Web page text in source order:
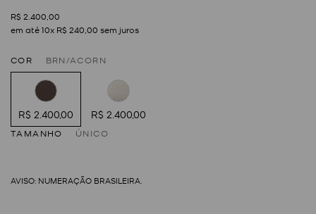
R$ 2 400 00
em até10x R$ 240 00 sem juros
COR BRN/ACORN
R$ 2.400,00 R$ 2.400,00
TAMANHO ÚNICO